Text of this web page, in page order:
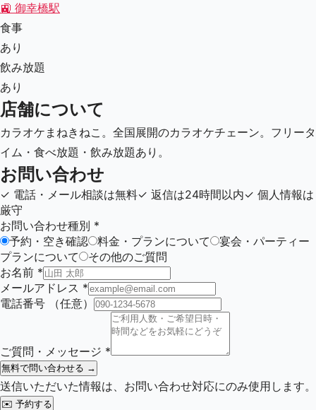
🚉 御幸橋駅
食事
あり
飲み放題
あり
店舗について
カラオケまねきねこ。全国展開のカラオケチェーン。フリータ
イム・食べ放題・飲み放題あり。
お問い合わせ
✓ 電話・メール相談は無料✓ 返信は24時間以内✓ 個人情報は
厳守
お問い合わせ種別 *
予約・空き確認
料金・プランについて
宴会・パーティー
プランについて
その他のご質問
お名前 *
メールアドレス *
電話番号
（任意）
ご質問・メッセージ *
無料で問い合わせる →
送信いただいた情報は、お問い合わせ対応にのみ使用します。
✉️ 予約する